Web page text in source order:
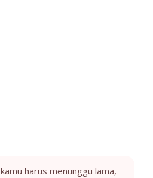
harus menunggu lama,